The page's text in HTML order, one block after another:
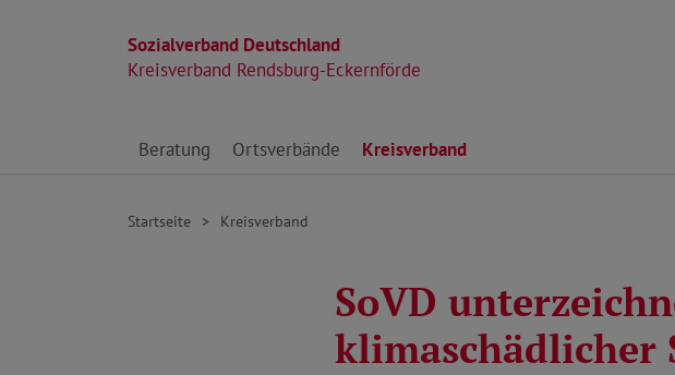
Sozialverband Deutschland
Kreisverband Rendsburg-Eckernförde
Direkt zu den Inhalten springen
Beratung Ortsverbände Kreisverband
Startseite Kreisverband
SoVD
klimaschädlicher